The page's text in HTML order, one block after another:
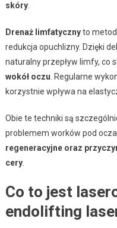
skóry.
Drenaż limfatycznyto
redukcja opuchlizny. Dzięki
naturalny przepływ limfy, co
wokół oczu. Regularne
korzystnie wpływa na
Obie te techniki są
problemem worków pod
regeneracyjne oraz
cery.
Co to jest
endolifting